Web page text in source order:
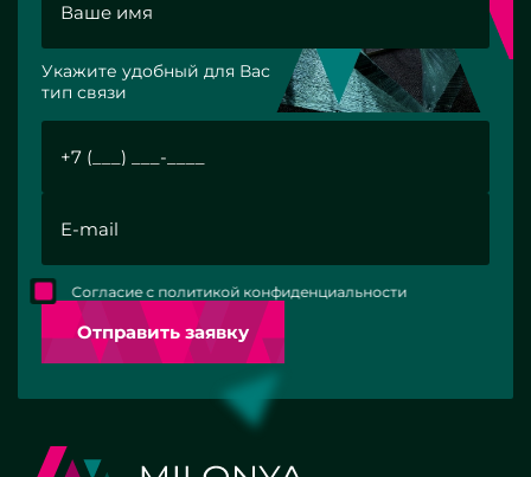
Укажите удобный для Вас
тип связи
Отправить заявку
Согласие с политикой конфиденциальности